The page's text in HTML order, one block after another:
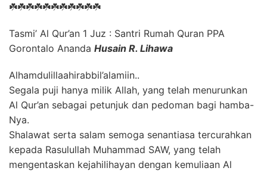
☘️☘️☘️☘️☘️☘️☘️☘️☘️☘️☘️
Tasmi’ Al Qur’an 1 Juz : Santri Rumah Quran PPA
Gorontalo Ananda Husain R. Lihawa
Alhamdulillaahirabbil’alamiin..
Segala puji hanya milik Allah, yang telah menurunkan
Al Qur’an sebagai petunjuk dan pedoman bagi hamba-
Nya.
Shalawat serta salam semoga senantiasa tercurahkan
kepada Rasulullah Muhammad SAW, yang telah
mengentaskan kejahilihayan dengan kemuliaan Al